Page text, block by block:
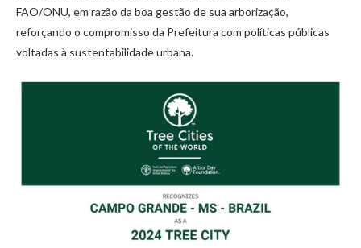
FAO/ONU, em razão da boa gestão de sua arborização,
reforçando o compromisso da Prefeitura com políticas públicas
voltadas à sustentabilidade urbana.